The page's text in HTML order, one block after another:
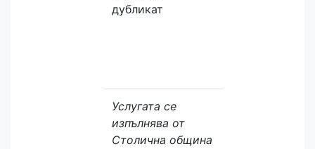
дубликат
Услугата се
изпълнява от
Столична община